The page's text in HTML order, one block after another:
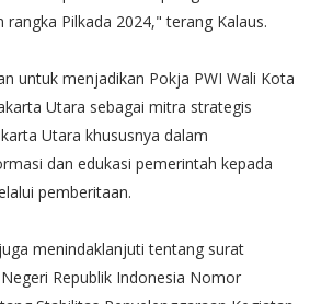
rangka Pilkada 2024," terang Kalaus.
untuk menjadikan Pokja PWI Wali Kota
Utara sebagai mitra strategis
Utara khususnya dalam
dan edukasi pemerintah kepada
pemberitaan.
menindaklanjuti tentang surat
Republik Indonesia Nomor